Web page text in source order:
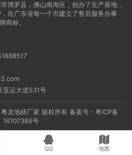
博罗县，佛山南海区，创办了生产基地，
在广东省每一个市建立了售后服务办事
商标。
亚运大道531号
粤龙地磅厂家 版权所有 备案号： 粤ICP备
16107386号
QQ 地图